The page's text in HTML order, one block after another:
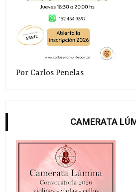
Por Carlos Penelas
CAMERATA